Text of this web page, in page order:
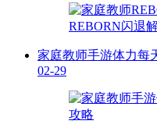
家庭教师手游体力每
02-29